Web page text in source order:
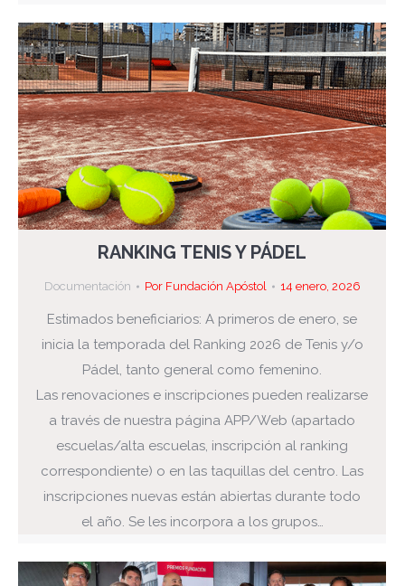
RANKING TENIS Y PÁDEL
Documentación Por Fundación Apóstol 14 enero, 2026
Estimados beneficiarios: A primeros de enero, se
inicia la temporada del Ranking 2026 de Tenis y/o
Pádel, tanto general como femenino.
Las renovaciones e inscripciones pueden realizarse
a través de nuestra página APP/Web (apartado
escuelas/alta escuelas, inscripción al ranking
correspondiente) o en las taquillas del centro. Las
inscripciones nuevas están abiertas durante todo
el año. Se les incorpora a los grupos…